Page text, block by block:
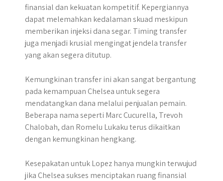
finansial dan kekuatan kompetitif. Kepergiannya
dapat melemahkan kedalaman skuad meskipun
memberikan injeksi dana segar. Timing transfer
juga menjadi krusial mengingat jendela transfer
yang akan segera ditutup.
Kemungkinan transfer ini akan sangat bergantung
pada kemampuan Chelsea untuk segera
mendatangkan dana melalui penjualan pemain.
Beberapa nama seperti Marc Cucurella, Trevoh
Chalobah, dan Romelu Lukaku terus dikaitkan
dengan kemungkinan hengkang.
Kesepakatan untuk Lopez hanya mungkin terwujud
jika Chelsea sukses menciptakan ruang finansial